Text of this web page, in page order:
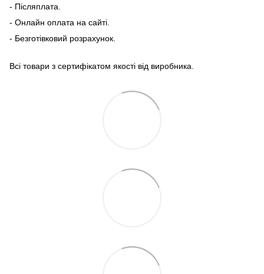
- Післяплата.
- Онлайн оплата на сайті.
- Безготівковий розрахунок.
Всі товари з сертифікатом якості від виробника.